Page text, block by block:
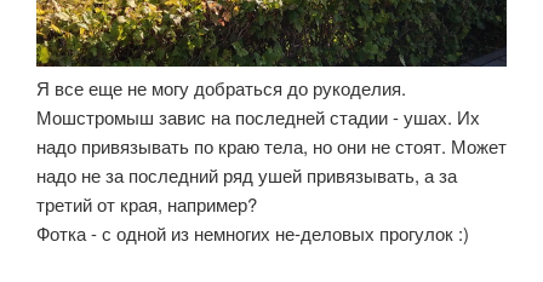
Я все еще не могу добраться до рукоделия.
Мошстромыш завис на последней стадии - ушах. Их
надо привязывать по краю тела, но они не стоят. Может
надо не за последний ряд ушей привязывать, а за
третий от края, например?
Фотка - с одной из немногих не-деловых прогулок :)